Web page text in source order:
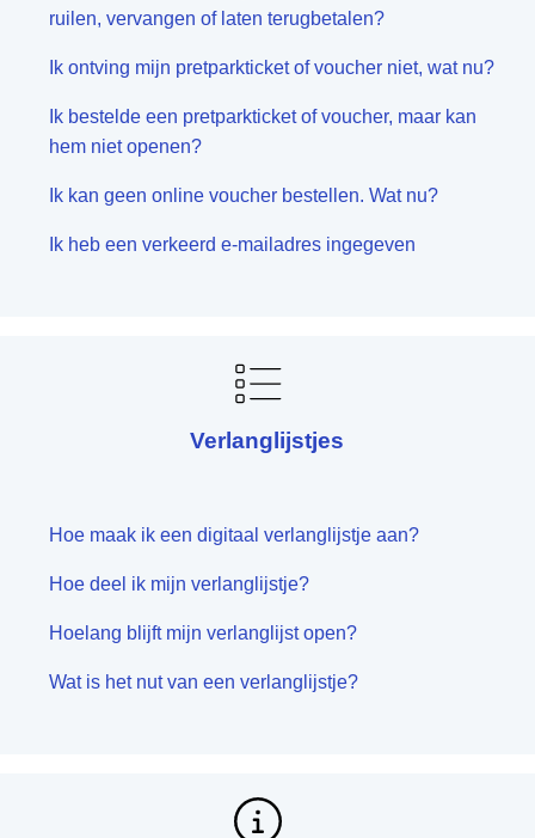
ruilen, vervangen of laten terugbetalen?
Ik ontving mijn pretparkticket of voucher niet, wat nu?
Ik bestelde een pretparkticket of voucher, maar kan
hem niet openen?
Ik kan geen online voucher bestellen. Wat nu?
Ik heb een verkeerd e-mailadres ingegeven
Verlanglijstjes
Hoe maak ik een digitaal verlanglijstje aan?
Hoe deel ik mijn verlanglijstje?
Hoelang blijft mijn verlanglijst open?
Wat is het nut van een verlanglijstje?